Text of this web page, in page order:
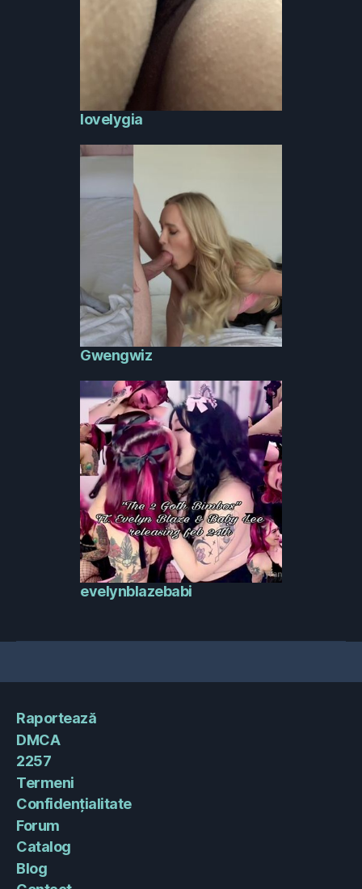
lovelygia
Gwengwiz
evelynblazebabi
Raportează
DMCA
2257
Termeni
Confidențialitate
Forum
Catalog
Blog